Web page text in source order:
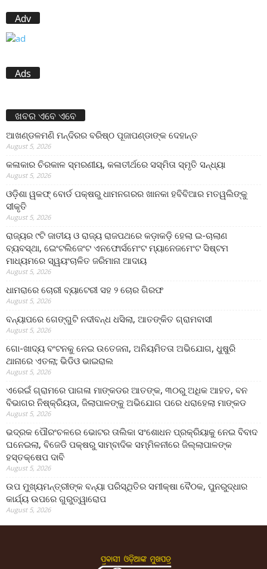
Adv
Ads
ଖବର ଏବେ ଏବେ
ଆଖଣ୍ଡଳମଣି ମନ୍ଦିରର ବରିଷ୍ଠ ପୂଜାପଣ୍ଡାଙ୍କ ଦେହାନ୍ତ
August 5, 2026
କଳାକାର ଚିରକାଳ ସ୍ମରଣୀୟ, କଳାତୀର୍ଥରେ ସସ୍ମିତା ସ୍ମୃତି ସନ୍ଧ୍ୟା
August 5, 2026
ଓଡ଼ିଶା ୱକଫ୍ ବୋର୍ଡ ପକ୍ଷରୁ ଧାମନଗରର ଖାନକା ହବିବିଆର ମତୱଲିଙ୍କୁ
ସୀକୃତି
August 5, 2026
ରାଜ୍ୟର ୯ଟି ଜାତୀୟ ଓ ରାଜ୍ୟ ରାଜପଥରେ କଡ଼ାକଡ଼ି ହେଲା ଇ-ଚାଲାଣ
ବ୍ୟବସ୍ଥା, ଇେଂଟଲିଜେଂଟ ଏନଫୋର୍ସମେଂଟ ମ୍ୟାନେଜମେଂଟ ସିଷ୍ଟମ
ମାଧ୍ୟମରେ ସ୍ୱୟଂଚାଳିତ ଜରିମାନା ଆଦାୟ
August 5, 2026
ଧାମରାରେ ଚୋରୀ ବ୍ୟାଟେରୀ ସହ ୨ ଚୋର ଗିରଫ
August 5, 2026
ବନ୍ୟାପରେ ଗେଙ୍ଗୁଟି ନଦୀବନ୍ଧ ଧସିଲା, ଆତଙ୍କିତ ଗ୍ରାମବାସୀ
August 5, 2026
ଗୋ-ଖାଦ୍ୟ ବଂଟନକୁ ନେଇ ଉତେଜନା, ଅନିୟମିତତା ଅଭିଯୋଗ, ଧୁଷୁରି
ଥାନାରେ ଏତଲା; ଭିଡିଓ ଭାଇରାଲ
August 5, 2026
ଏରେଇଁ ଗ୍ରାମରେ ପାଗଳା ମାଙ୍କଡର ଆତଙ୍କ, ୩୦ରୁ ଅଧିକ ଆହତ, ବନ
ବିଭାଗର ନିଷ୍କ୍ରିୟତା, ଜିଲାପାଳଙ୍କୁ ଅଭିଯୋଗ ପରେ ଧରାହେଲା ମାଙ୍କଡ
August 5, 2026
ଭଦ୍ରକ ପୌରଂଚଳରେ ଭୋଟର ତାଲିକା ସଂଶୋଧନ ପ୍ରକ୍ରିୟାକୁ ନେଇ ବିବାଦ
ଘନେଇଲା, ବିଜେଡି ପକ୍ଷରୁ ସାମ୍ବାଦିକ ସମ୍ମିଳନୀରେ ଜିଲ୍ଲାପାଳଙ୍କ
ହସ୍ତକ୍ଷେପ ଦାବି
August 5, 2026
ଉପ ମୁଖ୍ୟମନ୍ତ୍ରୀଙ୍କ ବନ୍ୟା ପରିସ୍ଥିତିର ସମୀକ୍ଷା ବୈଠକ, ପୁନରୁଦ୍ଧାର
କାର୍ଯ୍ୟ ଉପରେ ଗୁରୁତ୍ୱାରୋପ
August 5, 2026